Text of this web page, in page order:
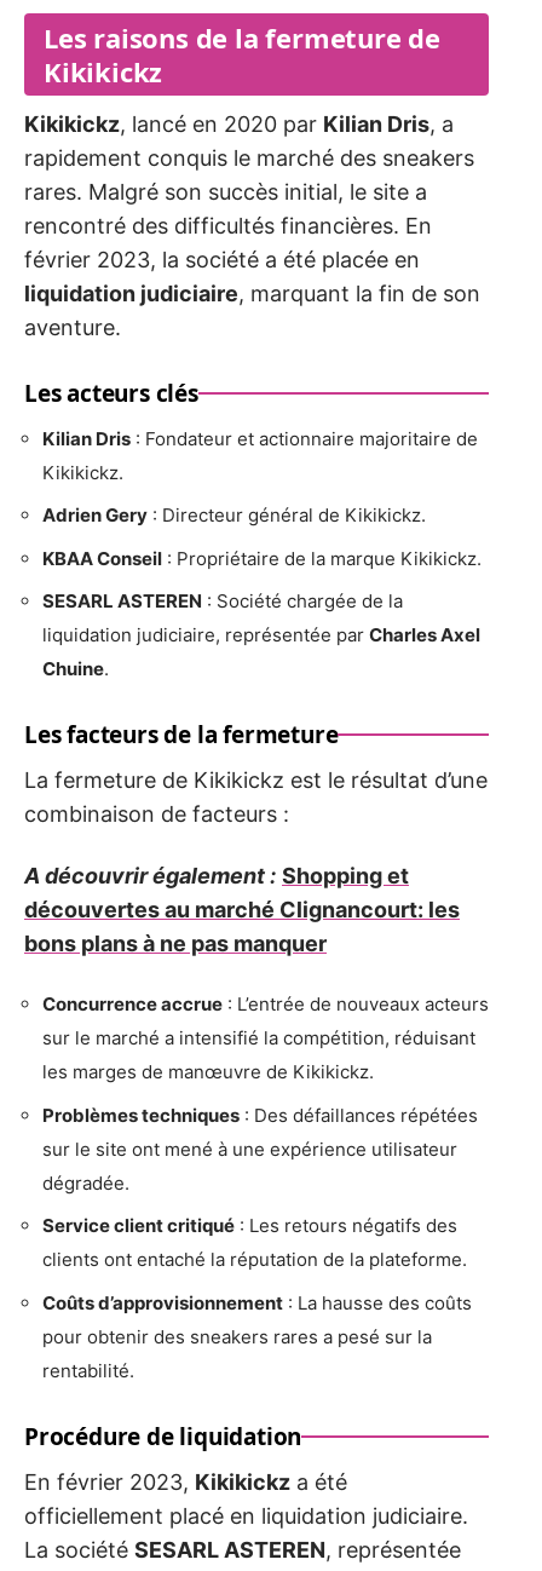
Les raisons de la fermeture de
Kikikickz
Kikikickz, lancé en 2020 par Kilian Dris, a
rapidement conquis le marché des sneakers
rares. Malgré son succès initial, le site a
rencontré des difficultés financières. En
février 2023, la société a été placée en
liquidation judiciaire, marquant la fin de son
aventure.
Les acteurs clés
Kilian Dris : Fondateur et actionnaire majoritaire de
Kikikickz.
Adrien Gery : Directeur général de Kikikickz.
KBAA Conseil : Propriétaire de la marque Kikikickz.
SESARL ASTEREN : Société chargée de la
liquidation judiciaire, représentée par Charles Axel
Chuine.
Les facteurs de la fermeture
La fermeture de Kikikickz est le résultat d’une
combinaison de facteurs :
A découvrir également : Shopping et
découvertes au marché Clignancourt: les
bons plans à ne pas manquer
Concurrence accrue : L’entrée de nouveaux acteurs
sur le marché a intensifié la compétition, réduisant
les marges de manœuvre de Kikikickz.
Problèmes techniques : Des défaillances répétées
sur le site ont mené à une expérience utilisateur
dégradée.
Service client critiqué : Les retours négatifs des
clients ont entaché la réputation de la plateforme.
Coûts d’approvisionnement : La hausse des coûts
pour obtenir des sneakers rares a pesé sur la
rentabilité.
Procédure de liquidation
En février 2023, Kikikickz a été
officiellement placé en liquidation judiciaire.
La société SESARL ASTEREN, représentée